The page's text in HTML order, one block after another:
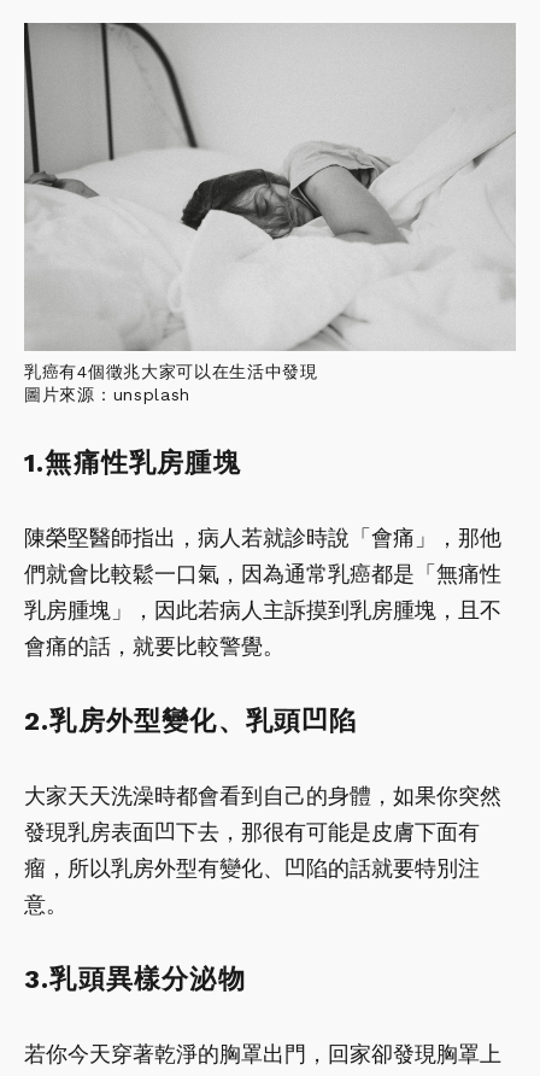
乳癌有4個徵兆大家可以在生活中發現
圖片來源：unsplash
1.無痛性乳房腫塊
陳榮堅醫師指出，病人若就診時說「會痛」，那他
們就會比較鬆一口氣，因為通常乳癌都是「無痛性
乳房腫塊」，因此若病人主訴摸到乳房腫塊，且不
會痛的話，就要比較警覺。
2.乳房外型變化、乳頭凹陷
大家天天洗澡時都會看到自己的身體，如果你突然
發現乳房表面凹下去，那很有可能是皮膚下面有
瘤，所以乳房外型有變化、凹陷的話就要特別注
意。
3.乳頭異樣分泌物
若你今天穿著乾淨的胸罩出門，回家卻發現胸罩上